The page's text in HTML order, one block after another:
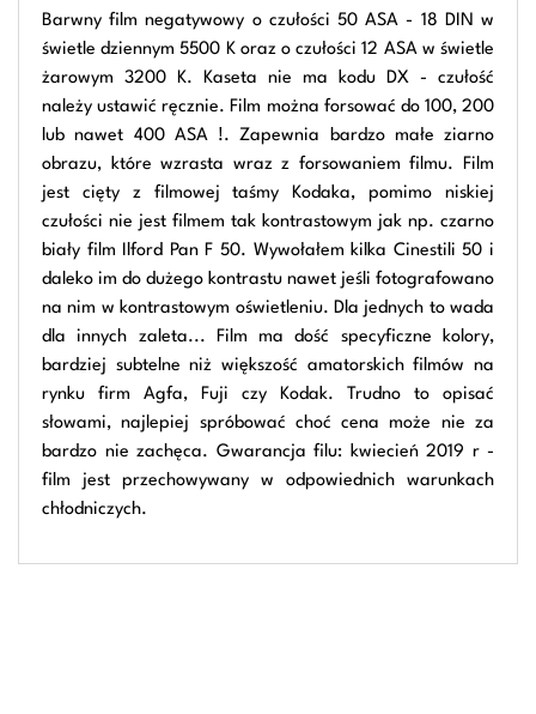
Barwny film negatywowy o czułości 50 ASA - 18 DIN w
świetle dziennym 5500 K oraz o czułości 12 ASA w świetle
żarowym 3200 K. Kaseta nie ma kodu DX - czułość
należy ustawić ręcznie. Film można forsować do 100, 200
lub nawet 400 ASA !. Zapewnia bardzo małe ziarno
obrazu, które wzrasta wraz z forsowaniem filmu. Film
jest cięty z filmowej taśmy Kodaka, pomimo niskiej
czułości nie jest filmem tak kontrastowym jak np. czarno
biały film Ilford Pan F 50. Wywołałem kilka Cinestili 50 i
daleko im do dużego kontrastu nawet jeśli fotografowano
na nim w kontrastowym oświetleniu. Dla jednych to wada
dla innych zaleta... Film ma dość specyficzne kolory,
bardziej subtelne niż większość amatorskich filmów na
rynku firm Agfa, Fuji czy Kodak. Trudno to opisać
słowami, najlepiej spróbować choć cena może nie za
bardzo nie zachęca. Gwarancja filu: kwiecień 2019 r -
film jest przechowywany w odpowiednich warunkach
chłodniczych.